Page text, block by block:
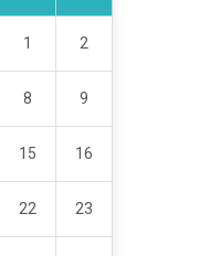
1 2
8 9
15 16
22 23